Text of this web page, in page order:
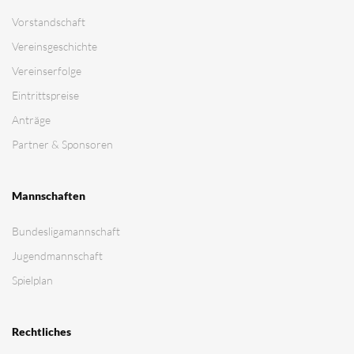
Vorstandschaft
Vereinsgeschichte
Vereinserfolge
Eintrittspreise
Anträge
Partner & Sponsoren
Mannschaften
Bundesligamannschaft
Jugendmannschaft
Spielplan
Rechtliches